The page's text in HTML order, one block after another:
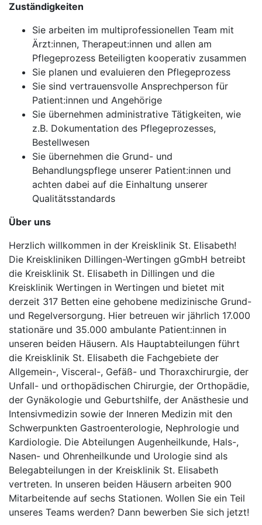
Zuständigkeiten
Sie arbeiten im multiprofessionellen Team mit
Ärzt:innen, Therapeut:innen und allen am
Pflegeprozess Beteiligten kooperativ zusammen
Sie planen und evaluieren den Pflegeprozess
Sie sind vertrauensvolle Ansprechperson für
Patient:innen und Angehörige
Sie übernehmen administrative Tätigkeiten, wie
z.B. Dokumentation des Pflegeprozesses,
Bestellwesen
Sie übernehmen die Grund- und
Behandlungspflege unserer Patient:innen und
achten dabei auf die Einhaltung unserer
Qualitätsstandards
Über uns
Herzlich willkommen in der Kreisklinik St. Elisabeth!
Die Kreiskliniken Dillingen-Wertingen gGmbH betreibt
die Kreisklinik St. Elisabeth in Dillingen und die
Kreisklinik Wertingen in Wertingen und bietet mit
derzeit 317 Betten eine gehobene medizinische Grund-
und Regelversorgung. Hier betreuen wir jährlich 17.000
stationäre und 35.000 ambulante Patient:innen in
unseren beiden Häusern. Als Hauptabteilungen führt
die Kreisklinik St. Elisabeth die Fachgebiete der
Allgemein-, Visceral-, Gefäß- und Thoraxchirurgie, der
Unfall- und orthopädischen Chirurgie, der Orthopädie,
der Gynäkologie und Geburtshilfe, der Anästhesie und
Intensivmedizin sowie der Inneren Medizin mit den
Schwerpunkten Gastroenterologie, Nephrologie und
Kardiologie. Die Abteilungen Augenheilkunde, Hals-,
Nasen- und Ohrenheilkunde und Urologie sind als
Belegabteilungen in der Kreisklinik St. Elisabeth
vertreten. In unseren beiden Häusern arbeiten 900
Mitarbeitende auf sechs Stationen. Wollen Sie ein Teil
unseres Teams werden? Dann bewerben Sie sich jetzt!